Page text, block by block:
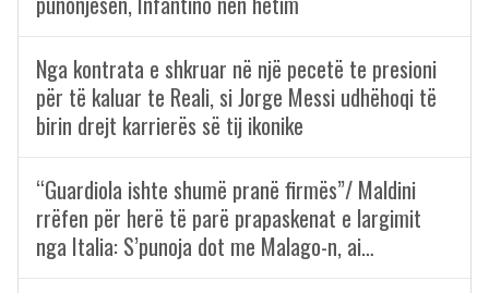
Nga kontrata e shkruar në një pecetë te presioni
për të kaluar te Reali, si Jorge Messi udhëhoqi të
birin drejt karrierës së tij ikonike
“Guardiola ishte shumë pranë firmës”/ Maldini
rrëfen për herë të parë prapaskenat e largimit
nga Italia: S’punoja dot me Malago-n, ai…